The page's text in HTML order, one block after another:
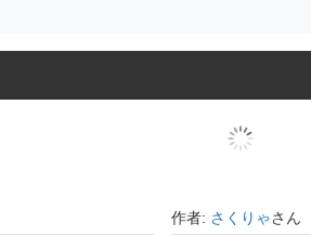
作者: さくりゃさん